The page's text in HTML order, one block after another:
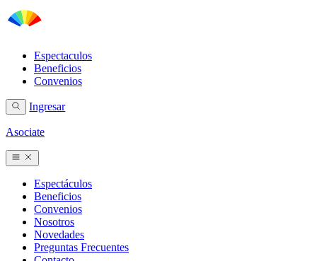
Espectaculos
Beneficios
Convenios
Ingresar
Asociate
Espectáculos
Beneficios
Convenios
Nosotros
Novedades
Preguntas Frecuentes